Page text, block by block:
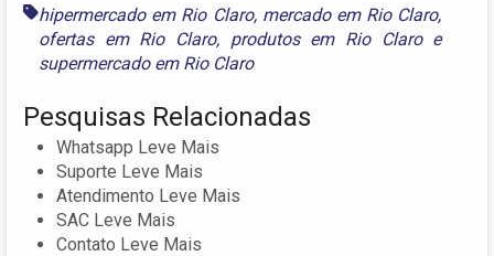
hipermercado em Rio Claro, mercado em Rio Claro,
ofertas em Rio Claro, produtos em Rio Claroe
supermercado em Rio Claro
Pesquisas Relacionadas
Whatsapp Leve Mais
Suporte Leve Mais
Atendimento Leve Mais
SAC Leve Mais
Contato Leve Mais